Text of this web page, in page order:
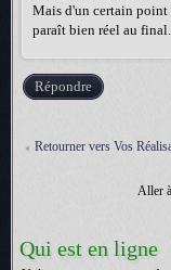
Mais d'un certain point
paraît bien réel au
Répondre
Retourner vers Vos
Aller
Qui est en ligne